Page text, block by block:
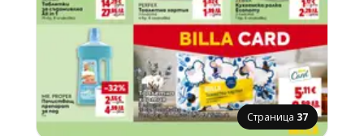
Страница 37